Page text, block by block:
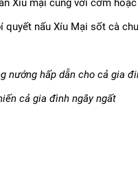
Xíu mại cùng với cơm
quyết nấu Xíu Mại sốt cà
nướng hấp dẫn cho cả gia
cả gia đình ngây ngất